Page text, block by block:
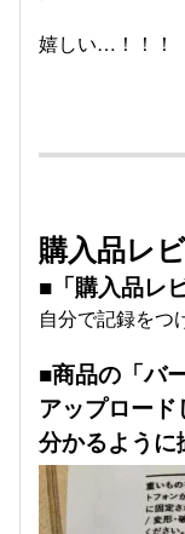
嬉しい…！！！
購入品レ
■「購入品レ
自分で記録をつ
■商品の「バ
アップロード
分かるよう